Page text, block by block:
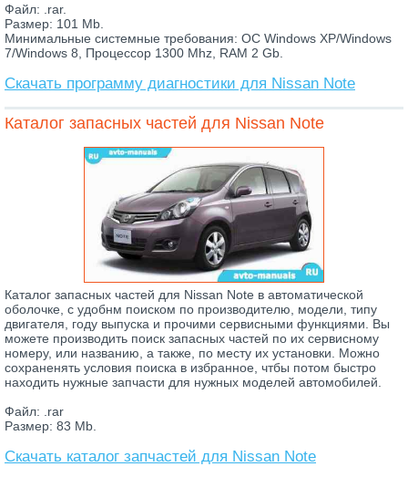
Файл: .rar.
Размер: 101 Mb.
Минимальные системные требования: ОС Windows XP/Windows
7/Windows 8, Процессор 1300 Mhz, RAM 2 Gb.
Скачать программу диагностики для Nissan Note
Каталог запасных частей для Nissan Note
Каталог запасных частей для Nissan Note в автоматической
оболочке, с удобнм поиском по производителю, модели, типу
двигателя, году выпуска и прочими сервисными функциями. Вы
можете производить поиск запасных частей по их сервисному
номеру, или названию, а также, по месту их установки. Можно
сохраненять условия поиска в избранное, чтбы потом быстро
находить нужные запчасти для нужных моделей автомобилей.
Файл: .rar
Размер: 83 Mb.
Скачать каталог запчастей для Nissan Note